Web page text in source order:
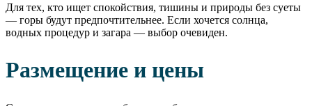
Для тех, кто ищет спокойствия, тишины и природы без суеты
— горы будут предпочтительнее. Если хочется солнца,
водных процедур и загара — выбор очевиден.
Размещение и цены